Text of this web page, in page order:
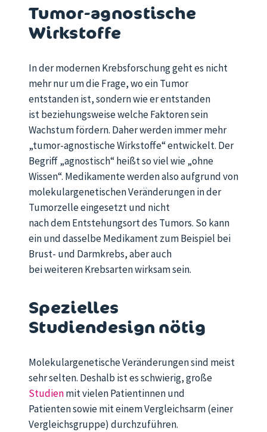
Tumor-agnostische
Wirkstoffe
In der modernen Krebsforschung geht es nicht
mehr nur um die Frage, wo ein Tumor
entstanden ist, sondern wie erentstanden
istbeziehungsweisewelche Faktorensein
Wachstumfördern. Daher werden immer mehr
„tumor-agnostische Wirkstoffe“ entwickelt. Der
Begriff „agnostisch“ heißt so viel wie „ohne
Wissen“. Medikamente werden also aufgrund von
molekulargenetischen Veränderungen in der
Tumorzelleeingesetztund nicht
nachdemEntstehungsort des Tumors. So kann
ein und dasselbe Medikamentzum Beispiel bei
Brust- und Darmkrebs, aber auch
beiweiterenKrebsarten wirksam sein.
Spezielles
Studiendesign nötig
Molekulargenetische Veränderungen sind meist
sehr selten. Deshalb ist es schwierig, große
Studienmit vielen Patientinnen und
Patienten sowie mit einem Vergleichsarm (einer
Vergleichsgruppe) durchzuführen.